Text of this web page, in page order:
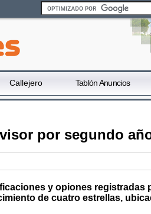
Callejero Tablón Anuncios
por segundo
y opiones
de cuatro estrellas,